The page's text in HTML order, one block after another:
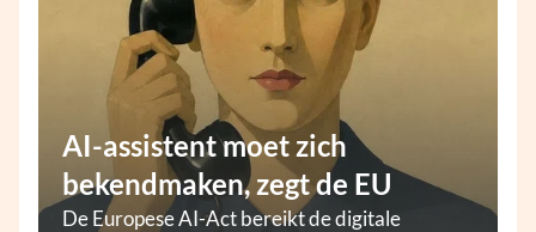
AI-assistent moet zich
bekendmaken, zegt de EU
De Europese AI-Act bereikt de digitale